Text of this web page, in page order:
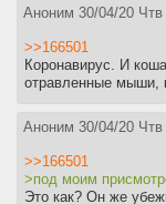
Аноним 30/04/20
>>166501
Коронавирус. И
отравленные мыши,
Аноним 30/04/20
>>166501
>под моим
Это как? Он же